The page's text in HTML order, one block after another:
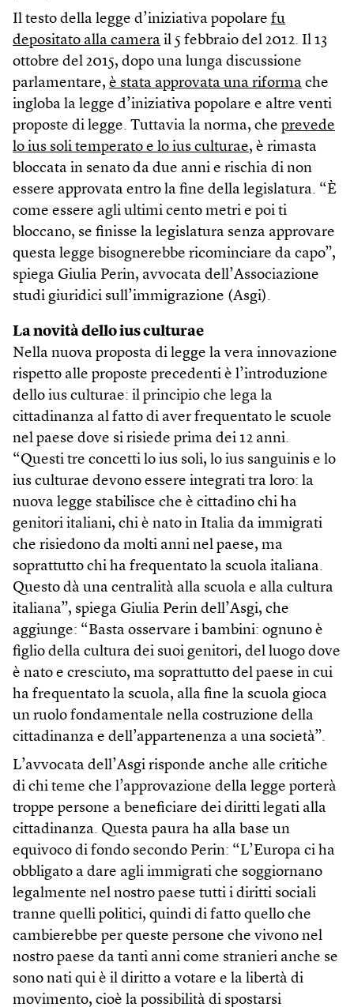
Il testo della legge d’iniziativa popolare fu
depositato alla camera il 5 febbraio del 2012. Il 13
ottobre del 2015, dopo una lunga discussione
parlamentare, è stata approvata una riforma che
ingloba la legge d’iniziativa popolare e altre venti
proposte di legge. Tuttavia la norma, che prevede
lo ius soli temperato e lo ius culturae, è rimasta
bloccata in senato da due anni e rischia di non
essere approvata entro la fine della legislatura. “È
come essere agli ultimi cento metri e poi ti
bloccano, se finisse la legislatura senza approvare
questa legge bisognerebbe ricominciare da capo”,
spiega Giulia Perin, avvocata dell’Associazione
studi giuridici sull’immigrazione (Asgi).
La novità dello ius culturae
Nella nuova proposta di legge la vera innovazione
rispetto alle proposte precedenti è l’introduzione
dello ius culturae: il principio che lega la
cittadinanza al fatto di aver frequentato le scuole
nel paese dove si risiede prima dei 12 anni.
“Questi tre concetti lo ius soli, lo ius sanguinis e lo
ius culturae devono essere integrati tra loro: la
nuova legge stabilisce che è cittadino chi ha
genitori italiani, chi è nato in Italia da immigrati
che risiedono da molti anni nel paese, ma
soprattutto chi ha frequentato la scuola italiana.
Questo dà una centralità alla scuola e alla cultura
italiana”, spiega Giulia Perin dell’Asgi, che
aggiunge: “Basta osservare i bambini: ognuno è
figlio della cultura dei suoi genitori, del luogo dove
è nato e cresciuto, ma soprattutto del paese in cui
ha frequentato la scuola, alla fine la scuola gioca
un ruolo fondamentale nella costruzione della
cittadinanza e dell’appartenenza a una società”.
L’avvocata dell’Asgi risponde anche alle critiche
di chi teme che l’approvazione della legge porterà
troppe persone a beneficiare dei diritti legati alla
cittadinanza. Questa paura ha alla base un
equivoco di fondo secondo Perin: “L’Europa ci ha
obbligato a dare agli immigrati che soggiornano
legalmente nel nostro paese tutti i diritti sociali
tranne quelli politici, quindi di fatto quello che
cambierebbe per queste persone che vivono nel
nostro paese da tanti anni come stranieri anche se
sono nati qui è il diritto a votare e la libertà di
movimento, cioè la possibilità di spostarsi